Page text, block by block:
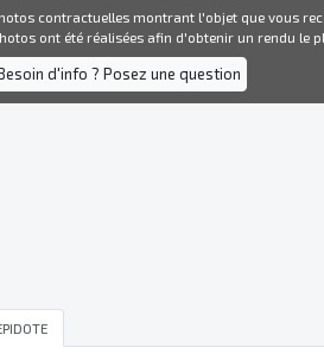
contractuelles montrant l'objet que vous
ont été réalisées afin d'obtenir un rendu le
d'info ? Posez une question